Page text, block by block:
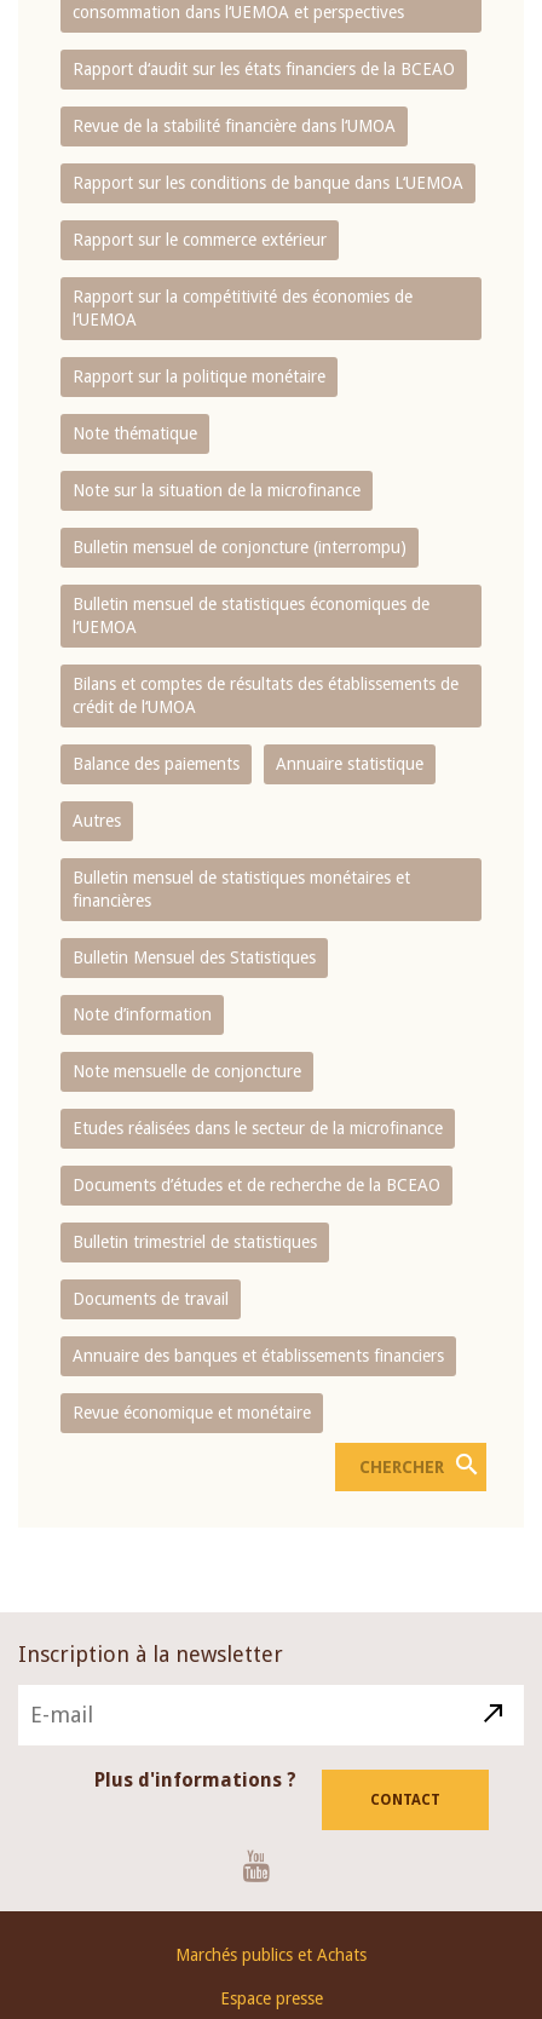
consommation dans l‘UEMOA et perspectives
Rapport d‘audit sur les états financiers de la BCEAO
Revue de la stabilité financière dans l‘UMOA
Rapport sur les conditions de banque dans L‘UEMOA
Rapport sur le commerce extérieur
Rapport sur la compétitivité des économies de
l‘UEMOA
Rapport sur la politique monétaire
Note thématique
Note sur la situation de la microfinance
Bulletin mensuel de conjoncture (interrompu)
Bulletin mensuel de statistiques économiques de
l‘UEMOA
Bilans et comptes de résultats des établissements de
crédit de l‘UMOA
Balance des paiements Annuaire statistique
Autres
Bulletin mensuel de statistiques monétaires et
financières
Bulletin Mensuel des Statistiques
Note d’information
Note mensuelle de conjoncture
Etudes réalisées dans le secteur de la microfinance
Documents d’études et de recherche de la BCEAO
Bulletin trimestriel de statistiques
Documents de travail
Annuaire des banques et établissements financiers
Revue économique et monétaire
Inscription à la newsletter
Plus d'informations ?
CONTACT
Marchés publics et Achats
Espace presse